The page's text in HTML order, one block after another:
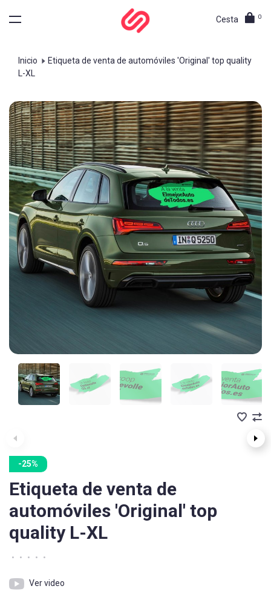
Cesta 0
Inicio
Etiqueta de venta de automóviles 'Original' top quality
L-XL
-25%
Etiqueta de venta de
automóviles 'Original' top
quality L-XL
• • • • •
Ver video